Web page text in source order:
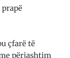
çfarë të
përjashtim